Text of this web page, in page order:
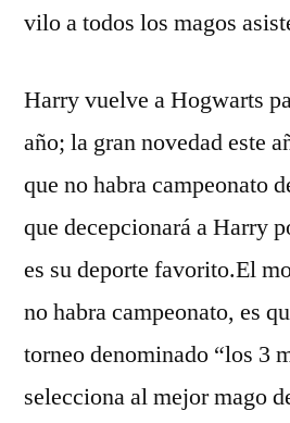
vilo a todos los magos
Harry vuelve a Hogwarts
año; la gran novedad este
que no habra campeonato
que decepcionará a Harry
es su deporte favorito.El
no habra campeonato, es
torneo denominado “los 3
selecciona al mejor mago